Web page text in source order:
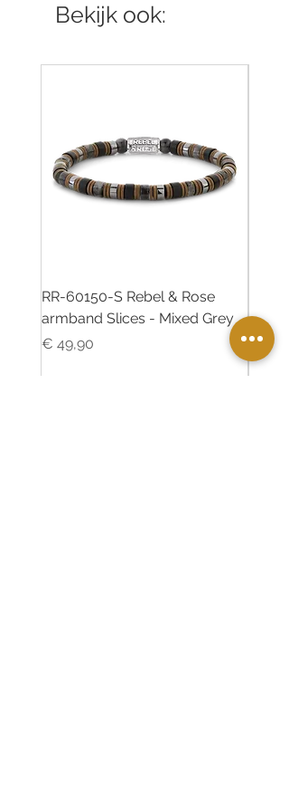
Bekijk ook:
RR-60150-S Rebel & Rose
armband Slices - Mixed Grey
Prijs
€ 49,90
Prijs
€